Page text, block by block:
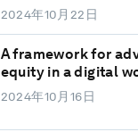
2024年10月22日
A framework for
equity in a digital
2024年10月16日